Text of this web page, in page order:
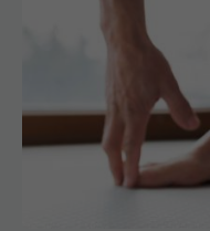
Boala arterială
complicații. Poate
27 oct 2022, 15:03